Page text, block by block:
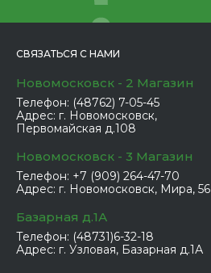
СВЯЗАТЬСЯ С НАМИ
Новомосковск - 2 Магазин
Телефон: (48762) 7-05-45
Адрес: г. Новомосковск,
Первомайская д.108
Новомосковск - 3 Магазин
Телефон: +7 (909) 264-47-70
Адрес: г. Новомосковск, Мира, 56
Базарная д.1А
Телефон: (48731)6-32-18
Адрес: г. Узловая, Базарная д.1А